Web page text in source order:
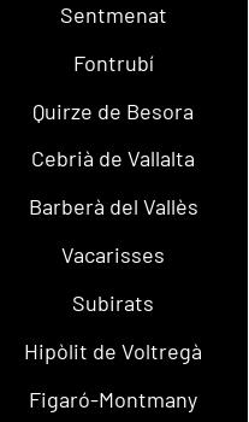
Sentmenat
Fontrubí
Quirze de Besora
Cebrià de Vallalta
Barberà del Vallès
Vacarisses
Subirats
Hipòlit de Voltregà
Figaró-Montmany